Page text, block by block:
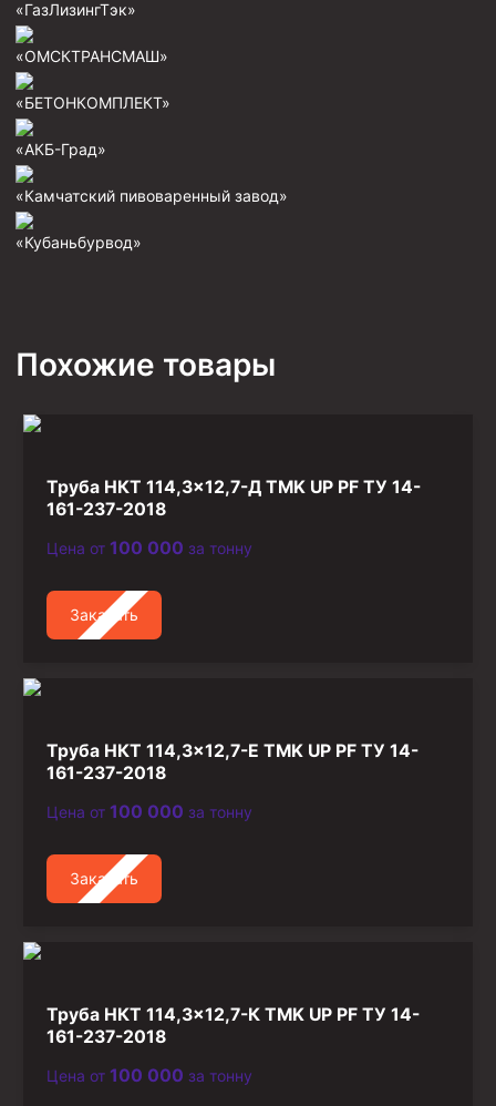
Райберы конусные
Фрезеры кольцевые
Фрезеры-долота торцевые
Клинья — отклонители
Быстроразъёмные соединения (БРС)
Стропы
Стропы канатные
Стропы текстильные
Стропы цепные
Канаты стальные
«ГазЛизингТэк»
«ОМСКТРАНСМАШ»
«БЕТОНКОМПЛЕКТ»
«АКБ-Град»
«Камчатский пивоваренный завод»
«Кубаньбурвод»
Похожие товары
Труба НКТ 114,3×12,7-Д TMK UP PF ТУ 14-
161-237-2018
Цена от 100 000 за тонну
Заказать
Труба НКТ 114,3×12,7-Е TMK UP PF ТУ 14-
161-237-2018
Цена от 100 000 за тонну
Заказать
Труба НКТ 114,3×12,7-К TMK UP PF ТУ 14-
161-237-2018
Цена от 100 000 за тонну